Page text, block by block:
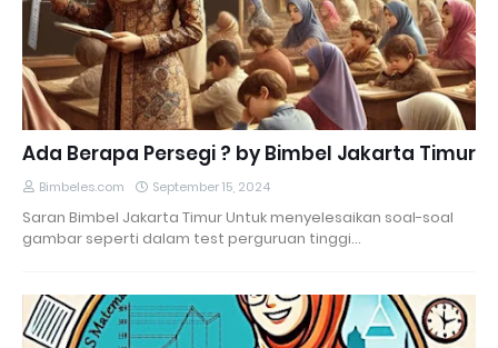
Ada Berapa Persegi ? by Bimbel Jakarta Timur
Bimbeles.com September 15, 2024
Saran Bimbel Jakarta Timur Untuk menyelesaikan soal-soal
gambar seperti dalam test perguruan tinggi…